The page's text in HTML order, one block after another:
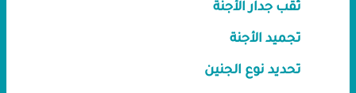
ثقب جدار الأجنة
تجميد الأجنة
تحديد نوع الجنين